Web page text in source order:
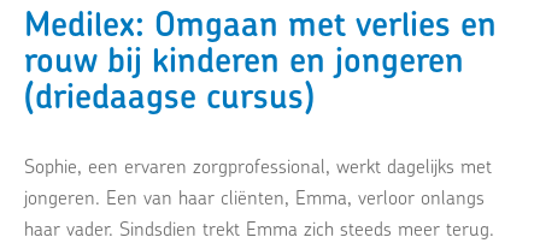
Medilex: Omgaan met verlies en
rouw bij kinderen en jongeren
(driedaagse cursus)
Sophie, een ervaren zorgprofessional, werkt dagelijks met
jongeren. Een van haar cliënten, Emma, verloor onlangs
haar vader. Sindsdien trekt Emma zich steeds meer terug.